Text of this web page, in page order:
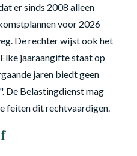
er sinds 2008 alleen
voor 2026
De rechter wijst ook het
jaaraangifte staat op
jaren biedt geen
De Belastingdienst mag
feiten dit rechtvaardigen.